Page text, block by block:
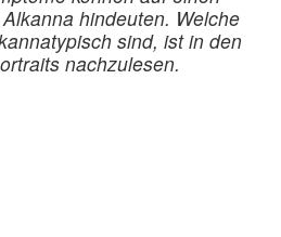
hindeuten. Welche
sind, ist in den
nachzulesen.